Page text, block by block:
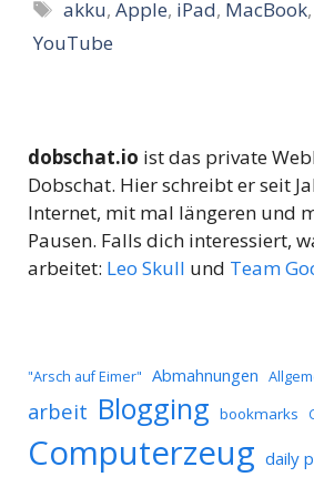
Schlagwörter
akku,Apple, iPad, MacBook
YouTube
dobschat.io ist das private
Dobschat. Hier schreibt er seit
Internet, mit mal längeren und
Pausen. Falls dich interessiert,
arbeitet: Leo Skull und Team
"Arsch auf Eimer" Abmahnungen
arbeit Blogging bookmarks
Computerzeug daily